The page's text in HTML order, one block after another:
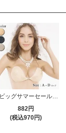
【ビッグサマーセール対象品】刺繍レースのストラップフリーヌードブラ(NUDEBRA)
882円
(税込970円)